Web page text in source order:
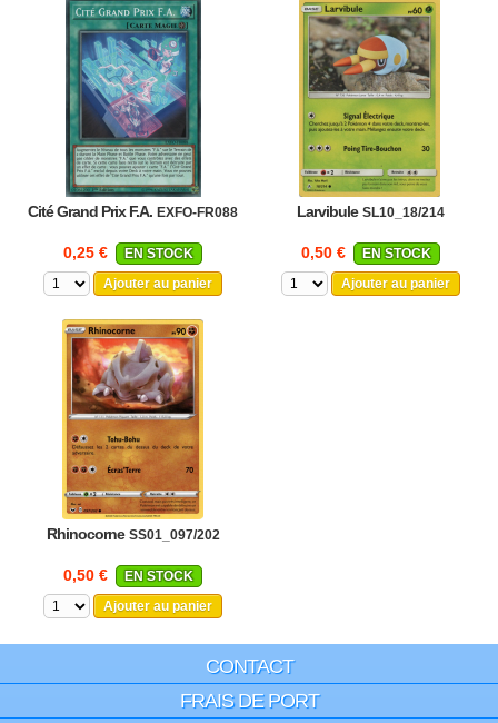
Cité Grand Prix F.A. EXFO-FR088
0,25 €
EN STOCK
Ajouter au panier
Larvibule SL10_18/214
0,50 €
EN STOCK
Ajouter au panier
Rhinocorne SS01_097/202
0,50 €
EN STOCK
Ajouter au panier
CONTACT
FRAIS DE PORT